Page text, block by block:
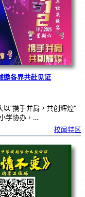
邀各界共赴见证
“携手并肩，共创辉煌”
学协办，…
校闻特区